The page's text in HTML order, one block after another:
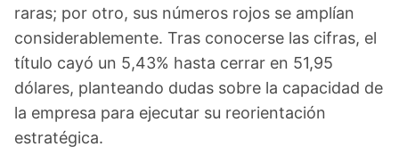
raras; por otro, sus números rojos se amplían
considerablemente. Tras conocerse las cifras, el
título cayó un 5,43% hasta cerrar en 51,95
dólares, planteando dudas sobre la capacidad de
la empresa para ejecutar su reorientación
estratégica.